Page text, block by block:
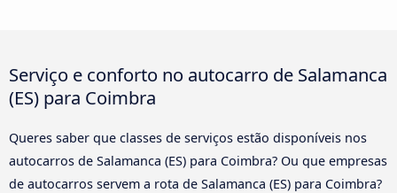
Serviço e conforto no autocarro de Salamanca
(ES) para Coimbra
Queres saber que classes de serviços estão disponíveis nos
autocarros de Salamanca (ES) para Coimbra? Ou que empresas
de autocarros servem a rota de Salamanca (ES) para Coimbra?